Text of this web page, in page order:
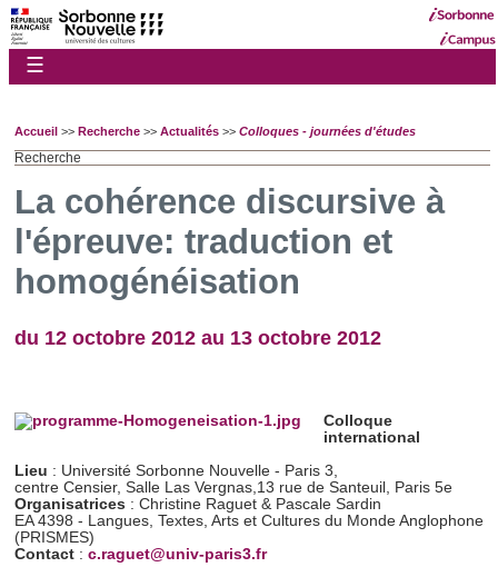
☰
Accueil >> Recherche >> Actualités >> Colloques - journées d'études
Recherche
La cohérence discursive à
l'épreuve: traduction et
homogénéisation
du 12 octobre 2012 au 13 octobre 2012
Colloque
international
Lieu : Université Sorbonne Nouvelle - Paris 3,
centre Censier, Salle Las Vergnas,13 rue de Santeuil, Paris 5e
Organisatrices : Christine Raguet & Pascale Sardin
EA 4398 - Langues, Textes, Arts et Cultures du Monde Anglophone
(PRISMES)
Contact : c.raguet@univ-paris3.fr